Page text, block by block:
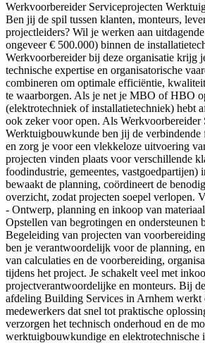
Werkvoorbereider Serviceprojecten
Ben jij de spil tussen klanten, monteurs,
projectleiders? Wil je werken aan
ongeveer € 500.000) binnen de
Werkvoorbereider bij deze organisatie krijg
technische expertise en organisatorische
combineren om optimale efficiëntie,
te waarborgen. Als je net je MBO of HBO
(elektrotechniek of installatietechniek) hebt
ook zeker voor open. Als Werkvoorbereider
Werktuigbouwkunde ben jij de verbindende
en zorg je voor een vlekkeloze uitvoering
projecten vinden plaats voor verschillende
foodindustrie, gemeentes, vastgoedpartijen)
bewaakt de planning, coördineert de
overzicht, zodat projecten soepel verlopen.
- Ontwerp, planning en inkoop van
Opstellen van begrotingen en ondersteunen
Begeleiding van projecten van
ben je verantwoordelijk voor de planning,
van calculaties en de voorbereiding,
tijdens het project. Je schakelt veel met
projectverantwoordelijke en monteurs. Bij
afdeling Building Services in Arnhem werkt
medewerkers dat snel tot praktische
verzorgen het technisch onderhoud en de
werktuigbouwkundige en elektrotechnische